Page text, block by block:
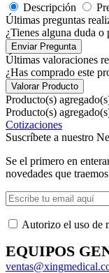
Descripción
Últimas preguntas
¿Tienes alguna duda o
Enviar Pregunta
Últimas valoraciones
¿Has comprado este
Valorar Producto
Producto(s)
Producto(s)
Cotizaciones
Suscríbete a nuestro
Se el primero en
novedades que
Autorizo ​​el uso de
EQUIPOS